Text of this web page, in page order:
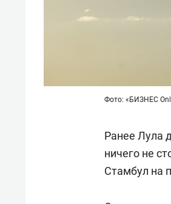
Фото: «БИЗНЕС
Ранее Лула
ничего не
Стамбул на